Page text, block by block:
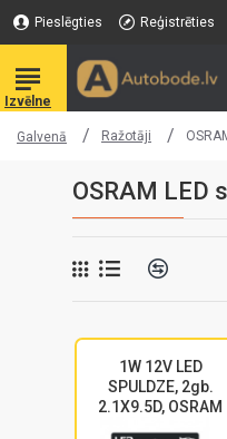
Pieslēgties Reģistrēties
Galvenā Ražotāji
OSRAM LED
1W 12V LED
SPULDZE, 2gb.
2.1X9.5D, OSRAM